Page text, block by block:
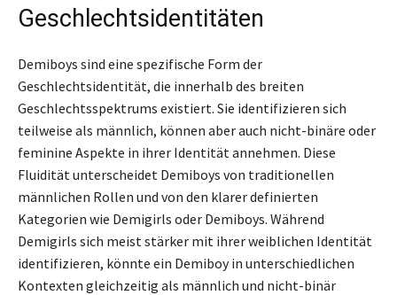
Geschlechtsidentitäten
Demiboys sind eine spezifische Form der
Geschlechtsidentität, die innerhalb des breiten
Geschlechtsspektrums existiert. Sie identifizieren sich
teilweise als männlich, können aber auch nicht-binäre oder
feminine Aspekte in ihrer Identität annehmen. Diese
Fluidität unterscheidet Demiboys von traditionellen
männlichen Rollen und von den klarer definierten
Kategorien wie Demigirls oder Demiboys. Während
Demigirls sich meist stärker mit ihrer weiblichen Identität
identifizieren, könnte ein Demiboy in unterschiedlichen
Kontexten gleichzeitig als männlich und nicht-binär